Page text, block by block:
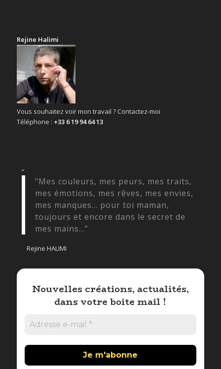
Rejine Halimi
Vous souhaitez voir mon travail ? Contactez-moi
Téléphone : +33 6 19 94 64 13
“
"Mes couleurs, mes peurs, mes traits,
mes émotions, mes rêves, mes envies,
mes manques... pour toi maman,
toujours et encore dans le secret de
mes mains...”
Rejine HALIMI
Nouvelles créations, actualités,
dans votre boite mail !